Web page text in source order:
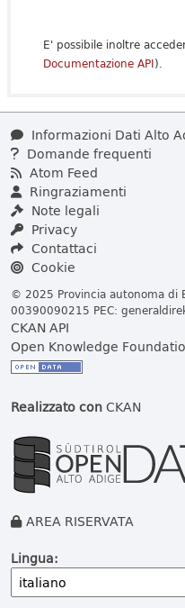
E' possibile inoltre
Documentazione API).
Informazioni Dati Alto
Domande frequenti
Atom Feed
Ringraziamenti
Note legali
Privacy
Contattaci
Cookie
© 2025 Provincia autonoma di
00390090215 PEC:
CKAN API
Open Knowledge
Realizzato conCKAN
AREA RISERVATA
Lingua